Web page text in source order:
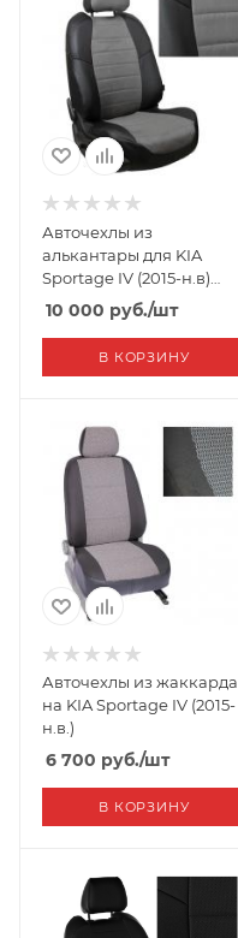
Авточехлы из
алькантары для KIA
Sportage IV (2015-н.в)
"Автопилот"
10 000 руб./шт
В КОРЗИНУ
Авточехлы из жаккарда
на KIA Sportage IV (2015-
н.в.)
6 700 руб./шт
В КОРЗИНУ